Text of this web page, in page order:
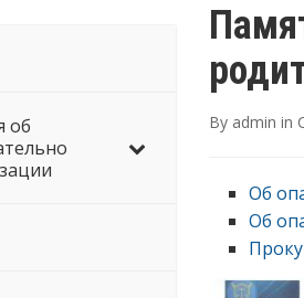
об
By admin in
Об
Об